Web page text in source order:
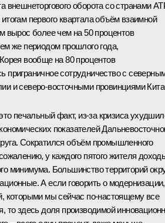
внешнеторгового оборота со странами
первого квартала объём взаимной
вырос более чем на 50 процентов
же периодом прошлого года,
вообще на 80 процентов
приграничное сотрудничество с
и северо-восточными провинциями
печальный факт, из‑за кризиса
показателей
Сократился объём промышленного
у каждого пятого жителя
минимума. Большинство территорий
А если говорить о модернизации,
которыми мы сейчас по‑настоящему все
то здесь доля производимой